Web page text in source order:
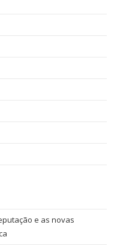
e as novas